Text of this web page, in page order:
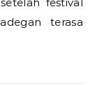
terasa